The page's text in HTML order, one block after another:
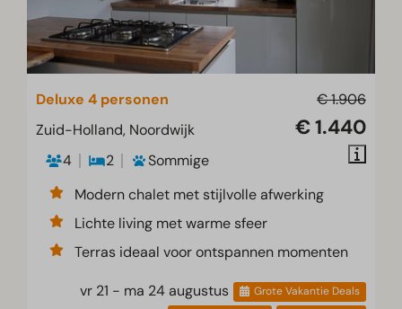
€ 1.906
€ 1.440
Deluxe 4 personen
Zuid-Holland, Noordwijk
4
2
Sommige
Modern chalet met stijlvolle afwerking
Lichte living met warme sfeer
Terras ideaal voor ontspannen momenten
vr 21 - ma 24 augustus
Grote Vakantie Deals